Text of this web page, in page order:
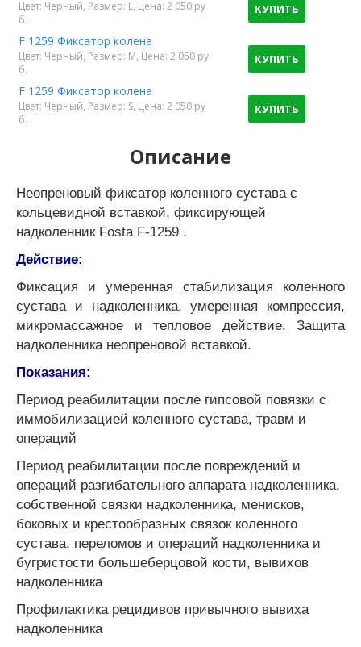
Цвет: Черный, Размер: L, Цена: 2 050 ру
б.
КУПИТЬ
F 1259 Фиксатор колена
Цвет: Черный, Размер: M, Цена: 2 050 ру
б.
КУПИТЬ
F 1259 Фиксатор колена
Цвет: Черный, Размер: S, Цена: 2 050 ру
б.
КУПИТЬ
Описание
Неопреновый фиксатор коленного сустава с
кольцевидной вставкой, фиксирующей
надколенник Fosta F-1259 .
Действие:
Фиксация и умеренная стабилизация коленного
сустава и надколенника, умеренная компрессия,
микромассажное и тепловое действие. Защита
надколенника неопреновой вставкой.
Показания:
Период реабилитации после гипсовой повязки с
иммобилизацией коленного сустава, травм и
операций
Период реабилитации после повреждений и
операций разгибательного аппарата надколенника,
собственной связки надколенника, менисков,
боковых и крестообразных связок коленного
сустава, переломов и операций надколенника и
бугристости большеберцовой кости, вывихов
надколенника
Профилактика рецидивов привычного вывиха
надколенника